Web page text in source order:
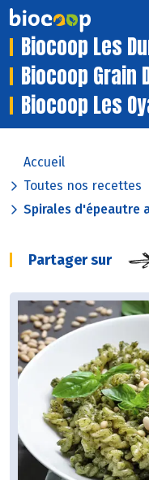
Biocoop Les
Biocoop Grain
Biocoop Les
Accueil
Toutes nos recettes
Spirales d'épeautre
Partager sur